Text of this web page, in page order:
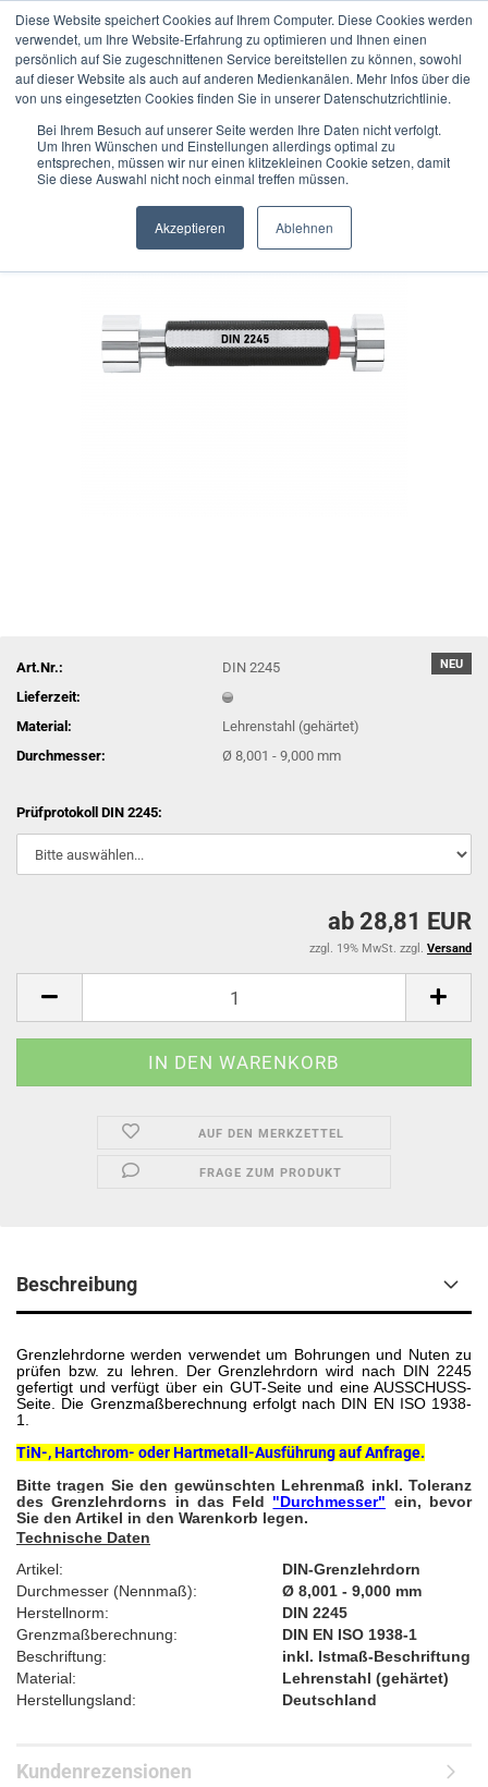
Diese Website speichert Cookies auf Ihrem Computer. Diese Cookies werden
verwendet, um Ihre Website-Erfahrung zu optimieren und Ihnen einen
persönlich auf Sie zugeschnittenen Service bereitstellen zu können, sowohl
auf dieser Website als auch auf anderen Medienkanälen. Mehr Infos über die
von uns eingesetzten Cookies finden Sie in unserer Datenschutzrichtlinie.
Bei Ihrem Besuch auf unserer Seite werden Ihre Daten nicht verfolgt.
Um Ihren Wünschen und Einstellungen allerdings optimal zu
entsprechen, müssen wir nur einen klitzekleinen Cookie setzen, damit
Sie diese Auswahl nicht noch einmal treffen müssen.
Akzeptieren Ablehnen
« Erster « zurück weiter »
Letzter »
Grenzlehrdorn DIN 2245 - Ø 8,001 - 9,000 mm
NEU
Art.Nr.:
DIN 2245
Lieferzeit:
Material:
Lehrenstahl (gehärtet)
Durchmesser:
Ø 8,001 - 9,000 mm
Prüfprotokoll DIN 2245:
ab 28,81 EUR
zzgl. 19% MwSt. zzgl. Versand
AUF DEN MERKZETTEL
FRAGE ZUM PRODUKT
Beschreibung
Grenzlehrdorne werden verwendet um Bohrungen und Nuten zu
prüfen bzw. zu lehren. Der Grenzlehrdorn wird nach DIN 2245
gefertigt und verfügt über ein GUT-Seite und eine AUSSCHUSS-
Seite. Die Grenzmaßberechnung erfolgt nach DIN EN ISO 1938-
1.
TiN-, Hartchrom- oder Hartmetall-Ausführung auf Anfrage.
Bitte tragen Sie den gewünschten Lehrenmaß inkl. Toleranz
des Grenzlehrdorns in das Feld "Durchmesser" ein, bevor
Sie den Artikel in den Warenkorb legen.
Technische Daten
Artikel:
DIN-Grenzlehrdorn
Durchmesser (Nennmaß):
Ø 8,001 - 9,000 mm
Herstellnorm:
DIN 2245
Grenzmaßberechnung:
DIN EN ISO 1938-1​
Beschriftung:
inkl. Istmaß-Beschriftung
Material:
Lehrenstahl (gehärtet)
Herstellungsland:
Deutschland
Kundenrezensionen